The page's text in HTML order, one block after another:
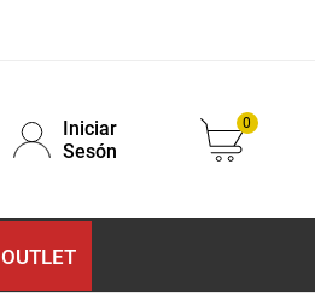
Iniciar
Sesón
0
OUTLET